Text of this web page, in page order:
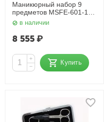
Маникюрный набор 9
предметов MSFE-601-1
SM Zinger
в наличии
8 555₽
+
−
Купить